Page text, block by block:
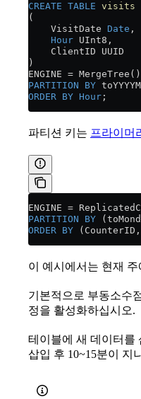
CREATE TABLE visits
(
    VisitDate
Date ,
    Hour
UInt8,
    ClientID UUID
)
ENGINE = MergeTree()
PARTITION BY
ORDER BY Hour ;
파티션 키는 프라이머
ENGINE =
PARTITION BY
ORDER BY
이 예시에서는 현재
기본적으로 부동소수
정을 활성화하십시오.
테이블에 새 데이터를
삽입 후 10~15분이 지